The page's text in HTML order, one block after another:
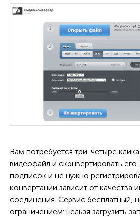
Вам потребуется три-четыре
видеофайл и сконвертировать его.
подписок и не нужно
конвертации зависит от качества
соединения. Сервис бесплатный,
ограничением: нельзя загрузить